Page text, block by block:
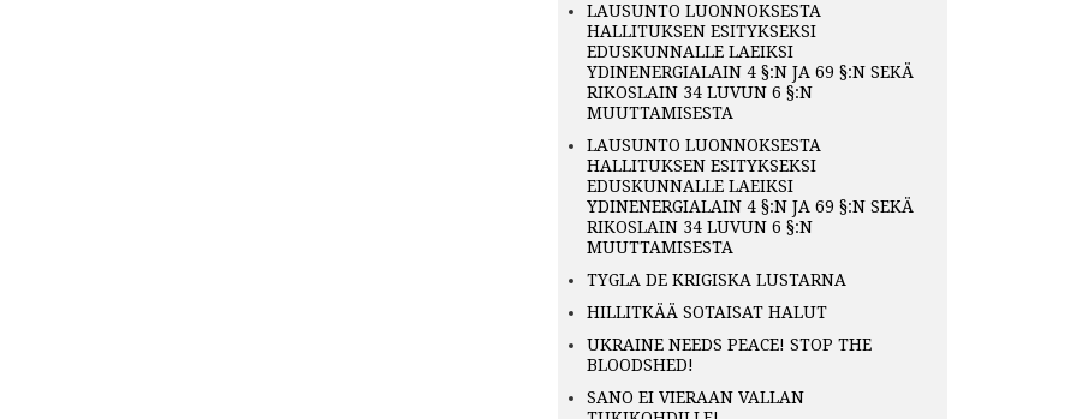
LAUSUNTO LUONNOKSESTA
HALLITUKSEN ESITYKSEKSI
EDUSKUNNALLE LAEIKSI
YDINENERGIALAIN 4 §:N JA 69 §:N SEKÄ
RIKOSLAIN 34 LUVUN 6 §:N
MUUTTAMISESTA
LAUSUNTO LUONNOKSESTA
HALLITUKSEN ESITYKSEKSI
EDUSKUNNALLE LAEIKSI
YDINENERGIALAIN 4 §:N JA 69 §:N SEKÄ
RIKOSLAIN 34 LUVUN 6 §:N
MUUTTAMISESTA
TYGLA DE KRIGISKA LUSTARNA
HILLITKÄÄ SOTAISAT HALUT
UKRAINE NEEDS PEACE! STOP THE
BLOODSHED!
SANO EI VIERAAN VALLAN